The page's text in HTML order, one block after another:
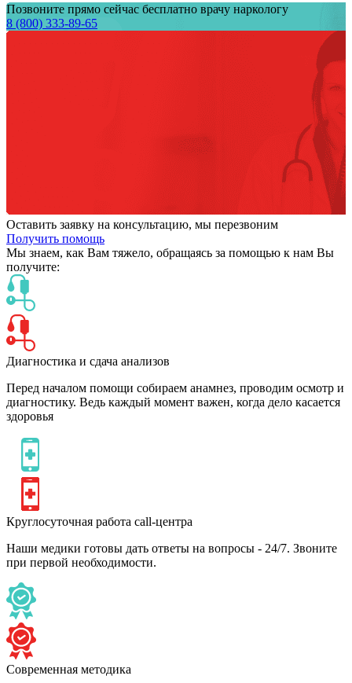
Позвоните прямо сейчас бесплатно врачу наркологу
8 (800) 333-89-65
Оставить заявку на консультацию, мы перезвоним
Получить помощь
Мы знаем, как Вам тяжело, обращаясь за помощью к нам Вы
получите:
Диагностика и сдача анализов
Перед началом помощи собираем анамнез, проводим осмотр и
диагностику. Ведь каждый момент важен, когда дело касается
здоровья
Круглосуточная работа call-центра
Наши медики готовы дать ответы на вопросы - 24/7. Звоните
при первой необходимости.
Современная методика